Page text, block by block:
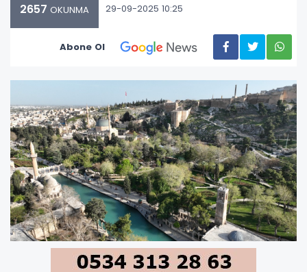
2657 OKUNMA 29-09-2025 10:25
Abone Ol